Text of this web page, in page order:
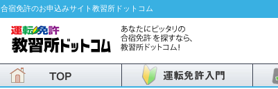
合宿免許のお申込みサイト教習所ドットコム